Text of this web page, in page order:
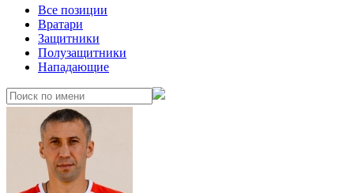
Все позиции
Вратари
Защитники
Полузащитники
Нападающие